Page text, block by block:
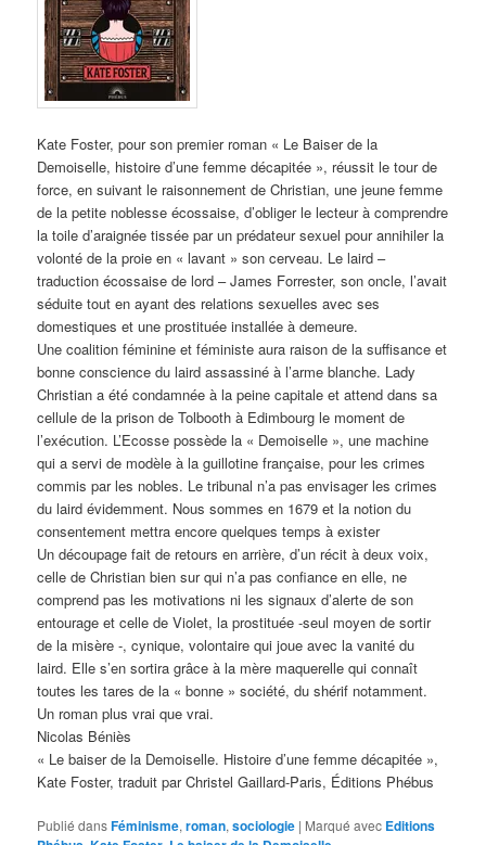
Kate Foster, pour son premier roman « Le Baiser de la
Demoiselle, histoire d’une femme décapitée », réussit le tour de
force, en suivant le raisonnement de Christian, une jeune femme
de la petite noblesse écossaise, d’obliger le lecteur à comprendre
la toile d’araignée tissée par un prédateur sexuel pour annihiler la
volonté de la proie en « lavant » son cerveau. Le laird –
traduction écossaise de lord – James Forrester, son oncle, l’avait
séduite tout en ayant des relations sexuelles avec ses
domestiques et une prostituée installée à demeure.
Une coalition féminine et féministe aura raison de la suffisance et
bonne conscience du laird assassiné à l’arme blanche. Lady
Christian a été condamnée à la peine capitale et attend dans sa
cellule de la prison de Tolbooth à Edimbourg le moment de
l’exécution. L’Ecosse possède la « Demoiselle », une machine
qui a servi de modèle à la guillotine française, pour les crimes
commis par les nobles. Le tribunal n’a pas envisager les crimes
du laird évidemment. Nous sommes en 1679 et la notion du
consentement mettra encore quelques temps à exister
Un découpage fait de retours en arrière, d’un récit à deux voix,
celle de Christian bien sur qui n’a pas confiance en elle, ne
comprend pas les motivations ni les signaux d’alerte de son
entourage et celle de Violet, la prostituée -seul moyen de sortir
de la misère -, cynique, volontaire qui joue avec la vanité du
laird. Elle s’en sortira grâce à la mère maquerelle qui connaît
toutes les tares de la « bonne » société, du shérif notamment.
Un roman plus vrai que vrai.
Nicolas Béniès
« Le baiser de la Demoiselle. Histoire d’une femme décapitée »,
Kate Foster, traduit par Christel Gaillard-Paris, Éditions Phébus
Publié dansFéminisme,roman,sociologie | Marqué avec Editions